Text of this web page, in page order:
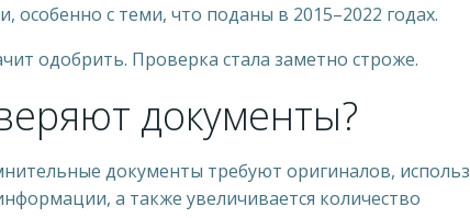
особенно с теми, что поданы в 2015–2022 годах.
одобрить. Проверка стала заметно строже.
документы?
документы требуют оригиналов,
а также увеличивается количество